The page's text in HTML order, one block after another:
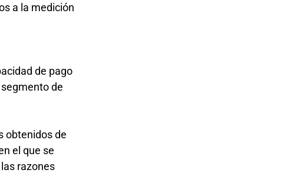
a la medición
de pago
de
obtenidos de
el que se
razones